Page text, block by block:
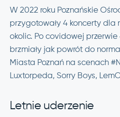
W 2022 roku Poznańskie
przygotowały 4 koncerty dla
okolic. Po covidowej
brzmiały jak powrót do
Miasta Poznań na scenach
Luxtorpeda, Sorry Boys,
Letnie uderzenie